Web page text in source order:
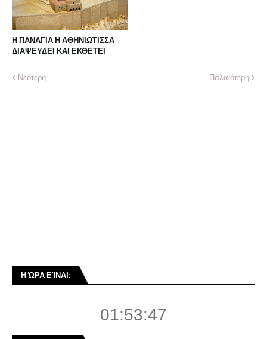
Η ΠΑΝΑΓΙΑ Η ΑΘΗΝΙΩΤΙΣΣΑ
ΔΙΑΨΕΥΔΕΙ ΚΑΙ ΕΚΘΕΤΕΙ
Νεότερη Παλαιότερη
Η ΏΡΑ ΕΊΝΑΙ:
01:53:48